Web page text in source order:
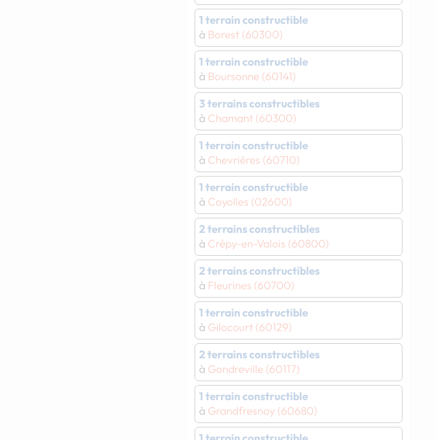
Chargement...
Chargement...
1 terrain constructible
à Borest (60300)
1 terrain constructible
à Boursonne (60141)
3 terrains constructibles
à Chamant (60300)
1 terrain constructible
à Chevrières (60710)
1 terrain constructible
à Coyolles (02600)
2 terrains constructibles
à Crépy-en-Valois (60800)
2 terrains constructibles
à Fleurines (60700)
1 terrain constructible
à Gilocourt (60129)
2 terrains constructibles
à Gondreville (60117)
1 terrain constructible
à Grandfresnoy (60680)